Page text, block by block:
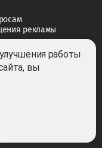
рекламы
«ARBAT MEDIA
11.02.2022
работы
вы